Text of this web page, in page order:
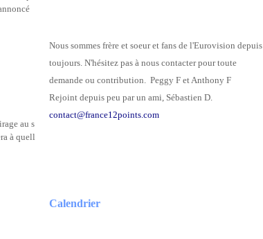
au s
à quell
Nous sommes frère et soeur et fans de l'Eurovision depuis
toujours. N'hésitez pas à nous contacter pour toute
demande ou contribution. Peggy F et Anthony F
Rejoint depuis peu par un ami, Sébastien D.
contact@france12points.com
Calendrier